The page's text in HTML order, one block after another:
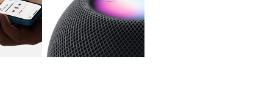
4 图库 图像 5